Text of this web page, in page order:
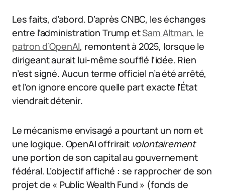
Les faits, d’abord. D’après CNBC, les échanges
entre l’administration Trump etSam Altman, le
patron d’OpenAI, remontent à 2025, lorsque le
dirigeant aurait lui-même soufflé l’idée. Rien
n’est signé. Aucun terme officiel n’a été arrêté,
et l’on ignore encore quelle part exacte l’État
viendrait détenir.
Le mécanisme envisagé a pourtant un nom et
une logique. OpenAI offrirait volontairement
une portion de son capital au gouvernement
fédéral. L’objectif affiché : se rapprocher de son
projet de « Public Wealth Fund » (fonds de